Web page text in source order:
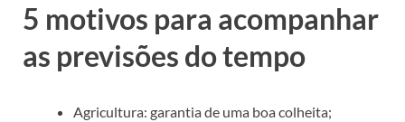
5 motivos para acompanhar
as previsões do tempo
Agricultura: garantia de uma boa colheita;